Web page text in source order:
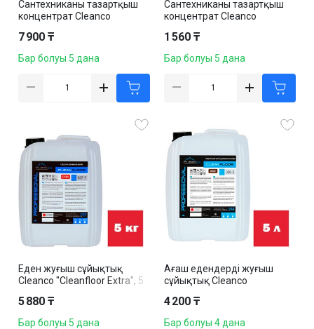
Сантехниканы тазартқыш
концентрат Cleanco
7 900 ₸
Бар болуы 5 дана
Сантехниканы тазартқыш
концентрат Cleanco
1 560 ₸
Бар болуы 5 дана
Еден жуғыш сұйықтық
Cleanco "Cleanfloor Extra", 5
5 880 ₸
Бар болуы 5 дана
Ағаш едендерді жуғыш
сұйықтық Cleanco
4 200 ₸
Бар болуы 4 дана